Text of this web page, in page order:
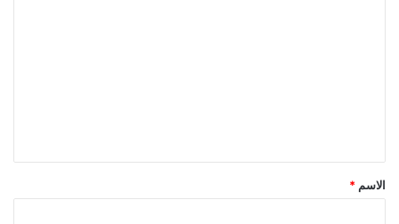
*
الاسم *